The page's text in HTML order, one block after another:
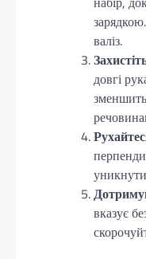
валіз.
довгі
вказує